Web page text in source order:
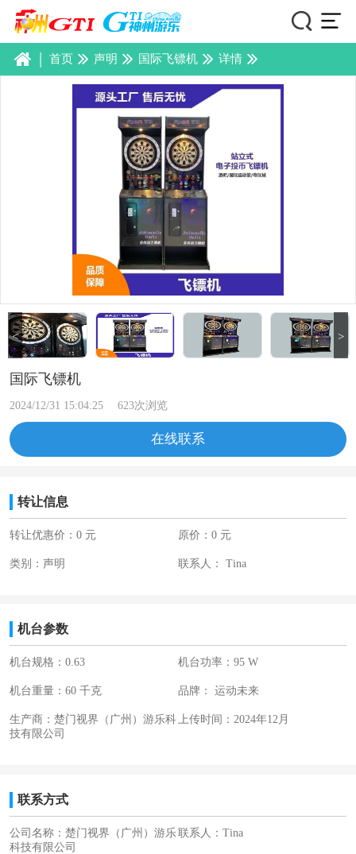
| 首页 声明 国际飞镖机 详情
国际飞镖机
2024/12/31 15:04:25 623次浏览
在线联系
转让信息
转让优惠价：0 元 原价：0 元
类别： 声明 联系人： Tina
机台参数
机台规格：0.63 机台功率：95 W
机台重量：60 千克 品牌： 运动未来
生产商：楚门视界（广州）游乐科
技有限公司
上传时间：2024年12月
联系方式
公司名称：楚门视界（广州）游乐
科技有限公司
联系人：Tina